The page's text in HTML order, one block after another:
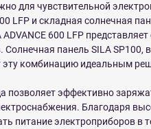
для чувствительной
LFP и складная солнечная
600 LFP
Солнечная панель SILA
комбинацию идеальным
позволяет эффективно
Благодаря
питание электроприборов в